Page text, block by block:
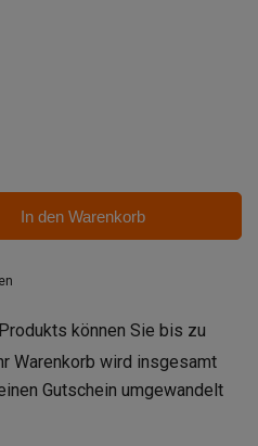
In den Warenkorb
können Sie bis zu
Warenkorb wird insgesamt
Gutschein umgewandelt